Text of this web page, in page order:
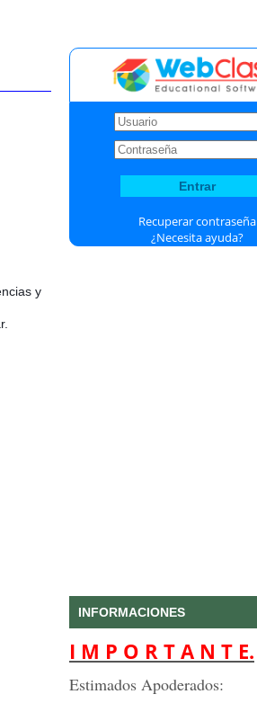
y
Recuperar contraseña
¿Necesita ayuda?
INFORMACIONES
I M P O R T A N T E.
Estimados Apoderados: